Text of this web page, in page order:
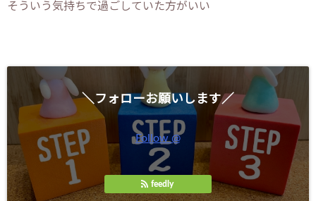
そういう気持ちで過ごしていた方がいい
＼フォローお願いします／
Follow @
feedly